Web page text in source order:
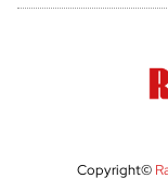
Copyright©